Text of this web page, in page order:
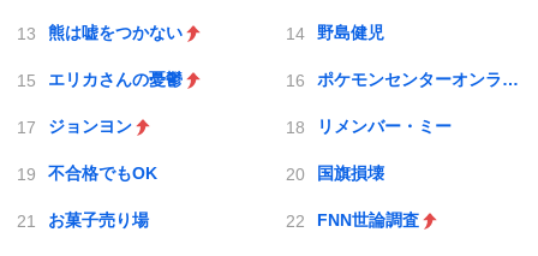
熊は嘘をつかない 野島健児
エリカさんの憂鬱 ポケモンセンターオンライン
ジョンヨン リメンバー・ミー
不合格でもOK 国旗損壊
お菓子売り場 FNN世論調査